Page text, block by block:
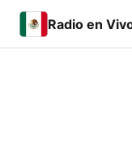
Radio en